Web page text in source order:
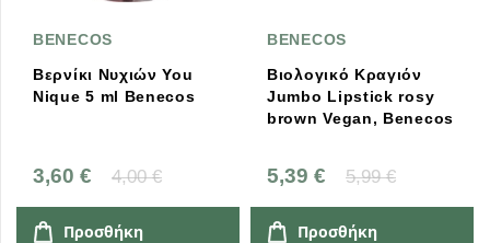
BENECOS
Βερνίκι Νυχιών You
Nique 5 ml Benecos
3,60 € 4,00 €
Προσθήκη
BENECOS
Βιολογικό Κραγιόν
Jumbo Lipstick rosy
brown Vegan, Benecos
5,39 € 5,99 €
Προσθήκη